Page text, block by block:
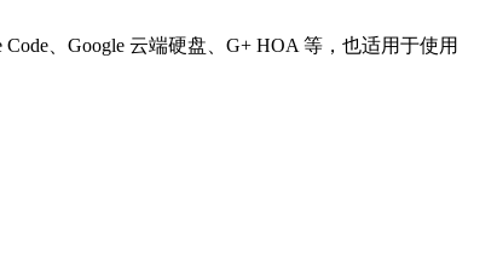
、Google 云端硬盘、G+ HOA 等，也适用于使用